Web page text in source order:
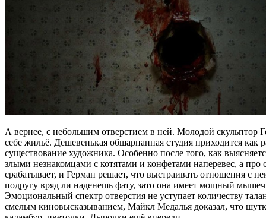
А вернее, с небольшим отверстием в ней. Молодой
себе жильё. Дешевенькая обшарпанная студия приходится как
существование художника. Особенно после того, как
злыми незнакомцами с котятами и конфетами наперевес, а
срабатывает, и Герман решает, что выстраивать отношения с
подругу вряд ли наденешь фату, зато она имеет мощный
Эмоциональный спектр отверстия не уступает количеству
смелым киновысказыванием, Майкл Медалья доказал, что